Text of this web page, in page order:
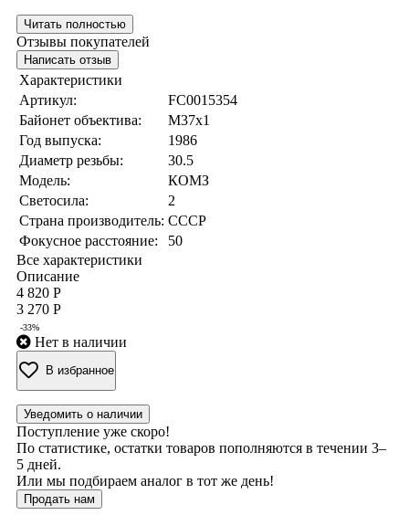
Читать полностью
Отзывы покупателей
Написать отзыв
Характеристики
Артикул:
FC0015354
Байонет объектива:
M37x1
Год выпуска:
1986
Диаметр резьбы:
30.5
Модель:
КОМЗ
Светосила:
2
Страна производитель: СССР
Фокусное расстояние:
50
Все характеристики
Описание
4 820 Р
3 270 Р
-33%
Нет в наличии
В избранное
Уведомить о наличии
Поступление уже скоро!
По статистике, остатки товаров пополняются в течении 3–
5 дней.
Или мы подбираем аналог в тот же день!
Продать нам